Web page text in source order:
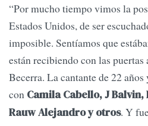
“Por mucho tiempo vimos la
Estados Unidos, de ser
imposible. Sentíamos que
están recibiendo con las
Becerra. La cantante de 22
con Camila Cabello, J
Rauw Alejandro y otros. Y